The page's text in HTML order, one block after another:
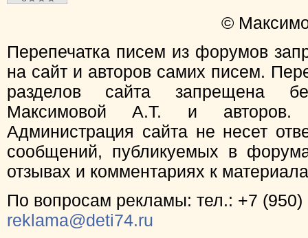
©
Перепечатка писем из форумов
на сайт и авторов самих писем.
разделов сайта запрещена
Максимовой А.Т. и
Администрация сайта не несет
сообщений, публикуемых в
отзывах и комментариях к
По вопросам рекламы: тел.: +7 (950)
reklama@deti74.ru